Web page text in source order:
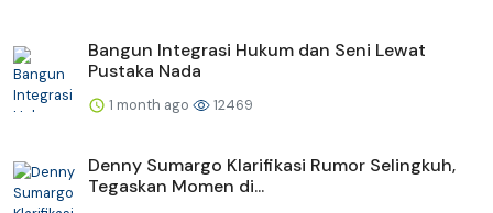
Bangun Integrasi Hukum dan Seni Lewat
Pustaka Nada
1 month ago 12469
Denny Sumargo Klarifikasi Rumor Selingkuh,
Tegaskan Momen di...